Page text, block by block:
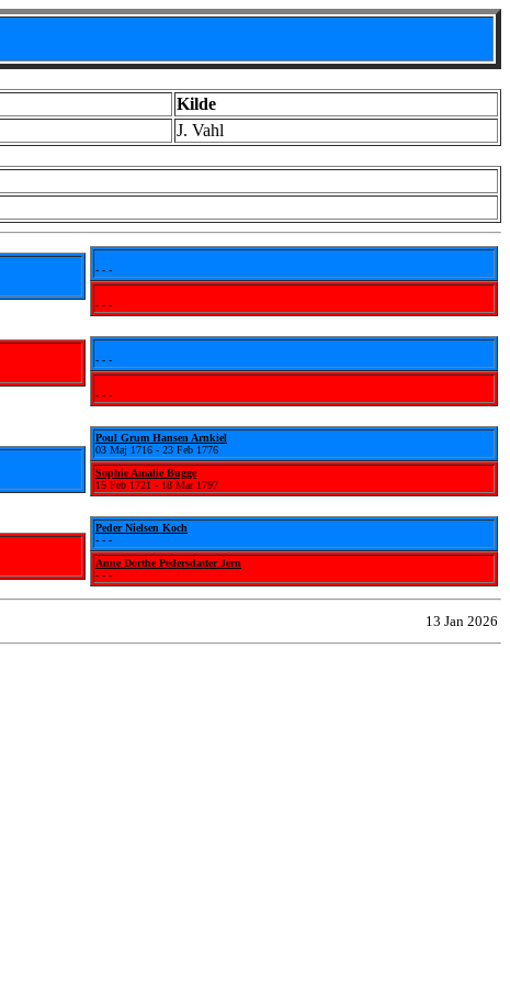
Kilde
J. Vahl
- - -
- - -
- - -
- - -
Poul Grum Hansen Arnkiel
03 Maj 1716 - 23 Feb 1776
Sophie Amalie Bugge
15 Feb 1721 - 18 Mar 1797
Peder Nielsen Koch
- - -
Anne Dorthe Pedersdatter Jern
- - -
13 Jan 2026